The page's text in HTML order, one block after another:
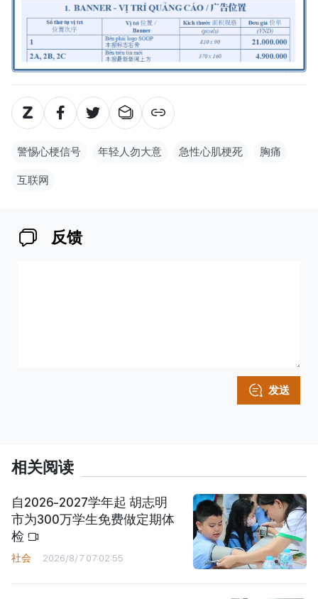
警惕心梗信号 年轻人勿大意 急性心肌梗死 胸痛
互联网
反馈
发送
相关阅读
自2026-2027学年起 胡志明
市为300万学生免费做定期体
检
社会 2026/8/7 07:02:55